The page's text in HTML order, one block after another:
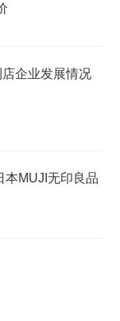
企业发展情况
本MUJI无印良品